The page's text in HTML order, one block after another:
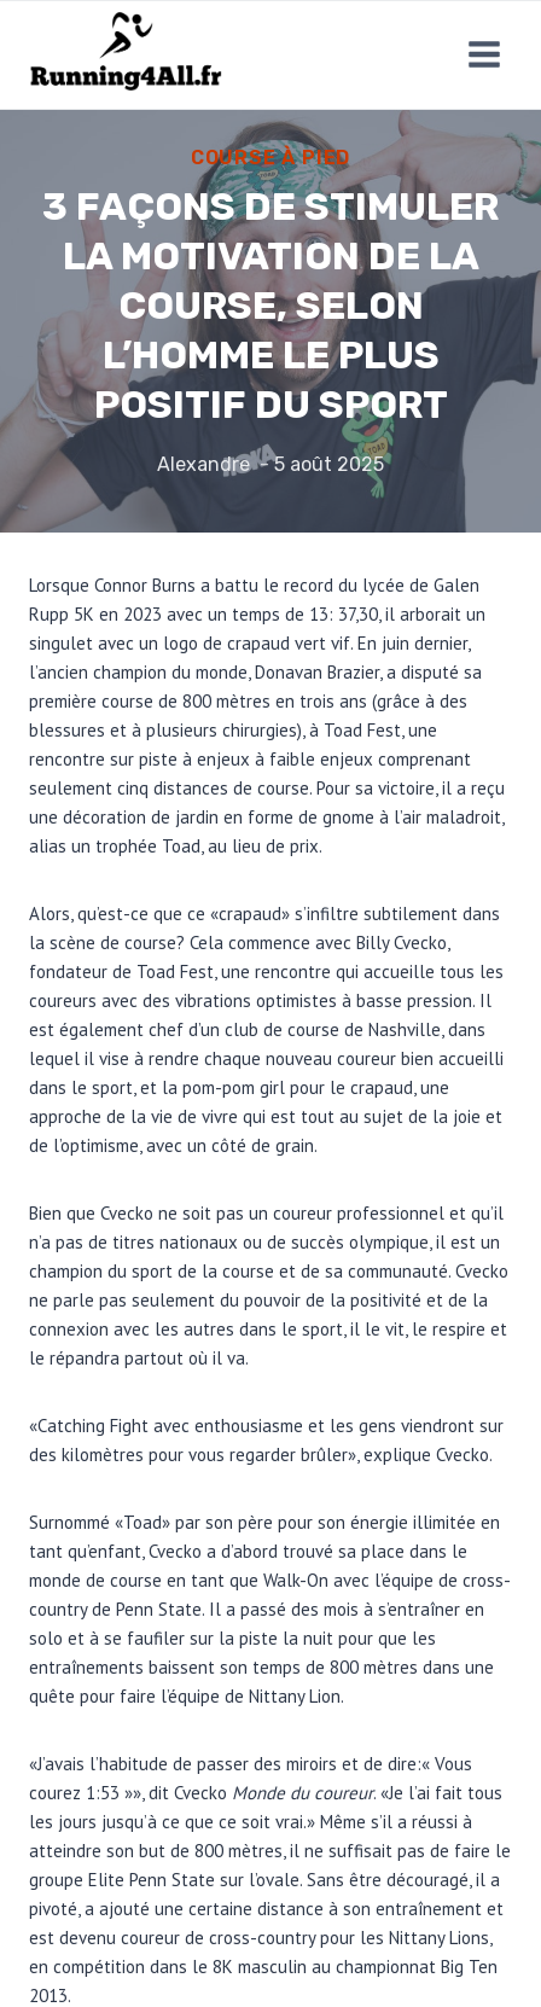
contenu
COURSE À PIED
3 FAÇONS DE STIMULER
LA MOTIVATION DE LA
COURSE, SELON
L’HOMME LE PLUS
POSITIF DU SPORT
Alexandre 5 août 2025
Lorsque Connor Burns a battu le record du lycée de Galen
Rupp 5K en 2023 avec un temps de 13: 37,30, il arborait un
singulet avec un logo de crapaud vert vif. En juin dernier,
l’ancien champion du monde, Donavan Brazier, a disputé sa
première course de 800 mètres en trois ans (grâce à des
blessures et à plusieurs chirurgies), à Toad Fest, une
rencontre sur piste à enjeux à faible enjeux comprenant
seulement cinq distances de course. Pour sa victoire, il a reçu
une décoration de jardin en forme de gnome à l’air maladroit,
alias un trophée Toad, au lieu de prix.
Alors, qu’est-ce que ce «crapaud» s’infiltre subtilement dans
la scène de course? Cela commence avec Billy Cvecko,
fondateur de Toad Fest, une rencontre qui accueille tous les
coureurs avec des vibrations optimistes à basse pression. Il
est également chef d’un club de course de Nashville, dans
lequel il vise à rendre chaque nouveau coureur bien accueilli
dans le sport, et la pom-pom girl pour le crapaud, une
approche de la vie de vivre qui est tout au sujet de la joie et
de l’optimisme, avec un côté de grain.
Bien que Cvecko ne soit pas un coureur professionnel et qu’il
n’a pas de titres nationaux ou de succès olympique, il est un
champion du sport de la course et de sa communauté. Cvecko
ne parle pas seulement du pouvoir de la positivité et de la
connexion avec les autres dans le sport, il le vit, le respire et
le répandra partout où il va.
«Catching Fight avec enthousiasme et les gens viendront sur
des kilomètres pour vous regarder brûler», explique Cvecko.
Surnommé «Toad» par son père pour son énergie illimitée en
tant qu’enfant, Cvecko a d’abord trouvé sa place dans le
monde de course en tant que Walk-On avec l’équipe de cross-
country de Penn State. Il a passé des mois à s’entraîner en
solo et à se faufiler sur la piste la nuit pour que les
entraînements baissent son temps de 800 mètres dans une
quête pour faire l’équipe de Nittany Lion.
«J’avais l’habitude de passer des miroirs et de dire:« Vous
courez 1:53 »», dit Cvecko Monde du coureur. «Je l’ai fait tous
les jours jusqu’à ce que ce soit vrai.» Même s’il a réussi à
atteindre son but de 800 mètres, il ne suffisait pas de faire le
groupe Elite Penn State sur l’ovale. Sans être découragé, il a
pivoté, a ajouté une certaine distance à son entraînement et
est devenu coureur de cross-country pour les Nittany Lions,
en compétition dans le 8K masculin au championnat Big Ten
2013.